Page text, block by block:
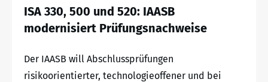
ISA 330, 500 und 520: IAASB
modernisiert Prüfungsnachweise
Der IAASB will Abschlussprüfungen
risikoorientierter, technologieoffener und bei